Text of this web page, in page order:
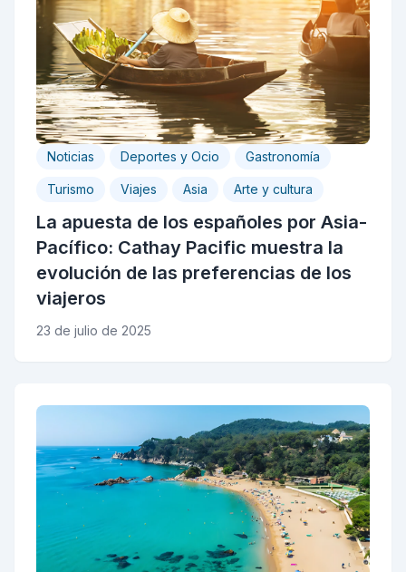
Noticias Deportes y Ocio Gastronomía
Turismo Viajes Asia Arte y cultura
La apuesta de los españoles por Asia-
Pacífico: Cathay Pacific muestra la
evolución de las preferencias de los
viajeros
23 de julio de 2025